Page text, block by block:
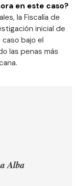
en este caso?
la Fiscalía de
inicial de
bajo el
las penas más
Alba